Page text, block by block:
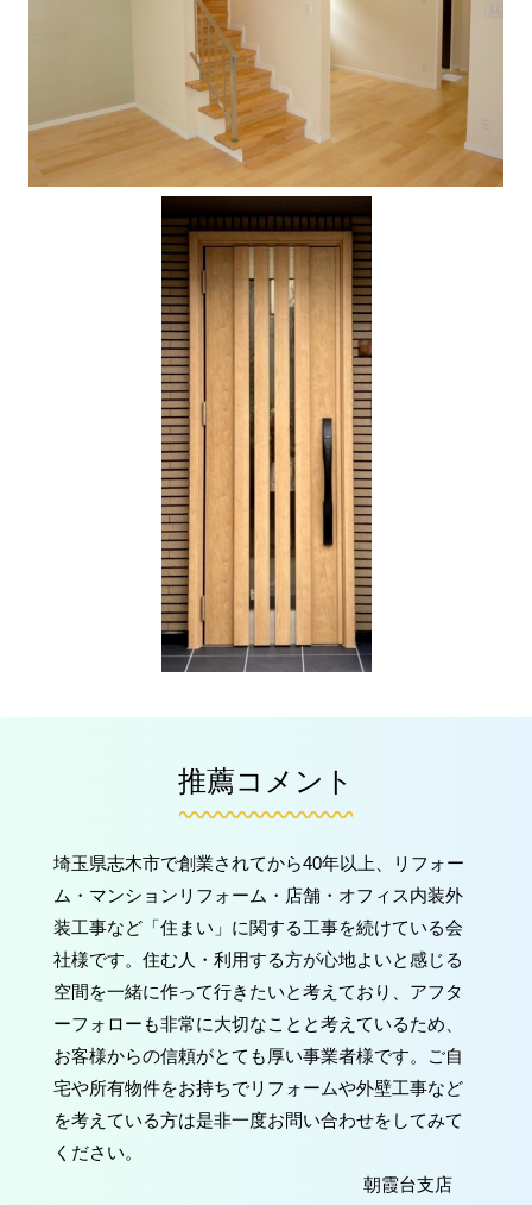
推薦コメント
埼玉県志木市で創業されてから40年以上、リフォー
ム・マンションリフォーム・店舗・オフィス内装外
装工事など「住まい」に関する工事を続けている会
社様です。住む人・利用する方が心地よいと感じる
空間を一緒に作って行きたいと考えており、アフタ
ーフォローも非常に大切なことと考えているため、
お客様からの信頼がとても厚い事業者様です。ご自
宅や所有物件をお持ちでリフォームや外壁工事など
を考えている方は是非一度お問い合わせをしてみて
ください。
朝霞台支店